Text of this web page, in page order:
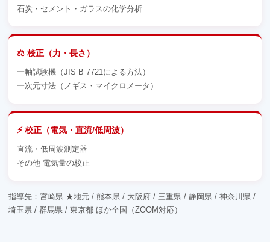
石炭・セメント・ガラスの化学分析
⚖️ 校正（力・長さ）
一軸試験機（JIS B 7721による方法）
一次元寸法（ノギス・マイクロメータ）
⚡ 校正（電気・直流/低周波）
直流・低周波測定器
その他 電気量の校正
指導先：宮崎県 ★地元 / 熊本県 / 大阪府 / 三重県 / 静岡県 / 神奈川県 /
埼玉県 / 群馬県 / 東京都 ほか全国（ZOOM対応）